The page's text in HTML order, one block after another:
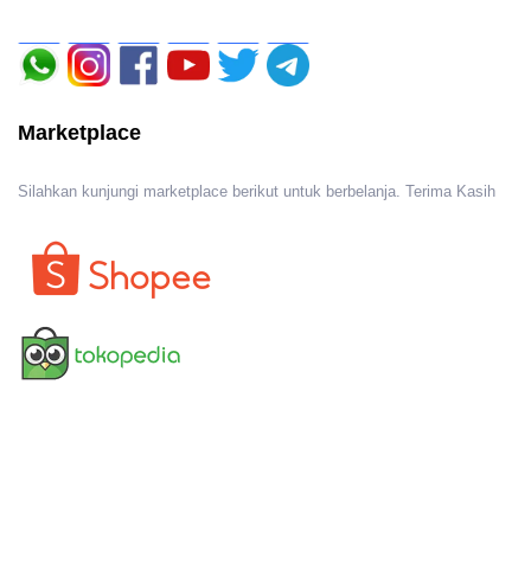
Marketplace
Silahkan kunjungi marketplace berikut untuk berbelanja. Terima Kasih